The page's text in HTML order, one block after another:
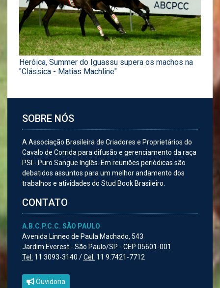
Heróica, Summer do Iguassu supera os machos na
"Clássica - Matias Machline"
SOBRE NÓS
A Associação Brasileira de Criadores e Proprietários do
Cavalo de Corrida para difusão e gerenciamento da raça
PSI - Puro Sangue Inglês. Em reuniões periódicas são
debatidos assuntos para um melhor andamento dos
trabalhos e atividades do Stud Book Brasileiro.
CONTATO
A.B.C.P.C.C. SÃO PAULO
Avenida Linneo de Paula Machado, 543
Jardim Everest - São Paulo/SP - CEP 05601-001
Tel: 11 3093-3140 /Cel: 11 9.7421-7712
Ouvidoria